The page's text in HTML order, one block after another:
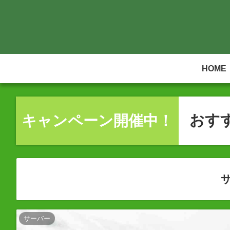
HOME
キャンペーン開催中！ おす
サーバー